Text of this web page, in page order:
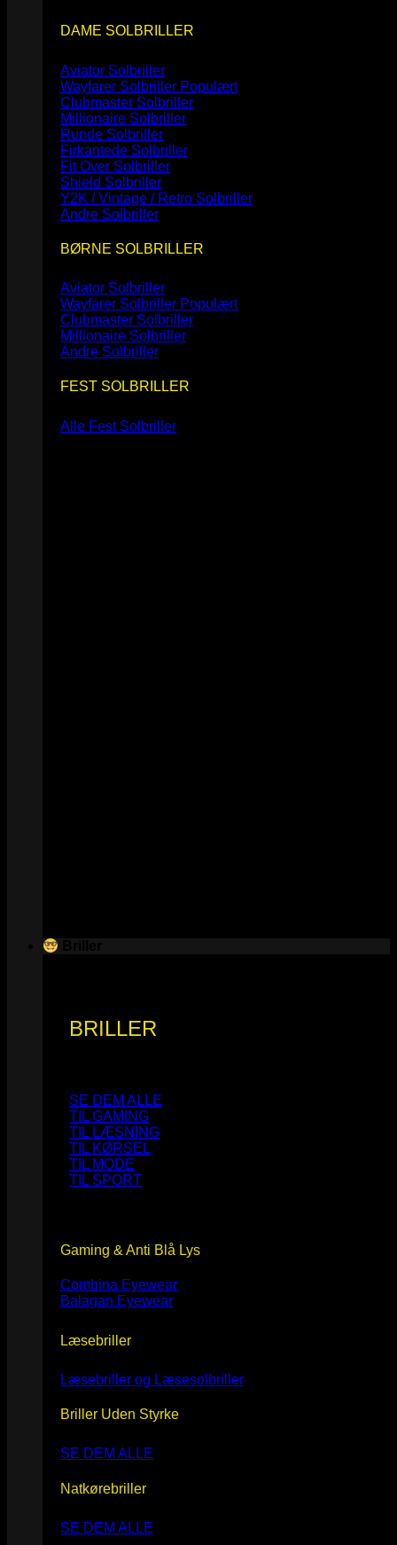
DAME SOLBRILLER
Aviator Solbriller
Wayfarer Solbriller
Clubmaster Solbriller
Millionaire Solbriller
Runde Solbriller
Firkantede Solbriller
Fit Over Solbriller
Shield Solbriller
Y2K / Vintage / Retro Solbriller
Andre Solbriller
BØRNE SOLBRILLER
Aviator Solbriller
Wayfarer Solbriller
Clubmaster Solbriller
Millionaire Solbriller
Andre Solbriller
FEST SOLBRILLER
Alle Fest Solbriller
BRILLER
SE DEM ALLE
TIL GAMING
TIL LÆSNING
TIL KØRSEL
TIL MODE
TIL SPORT
Gaming & Anti Blå Lys
Combina Eyewear
Balagan Eyewear
Læsebriller
Læsebriller og Læsesolbriller
Briller Uden Styrke
SE DEM ALLE
Natkørebriller
SE DEM ALLE